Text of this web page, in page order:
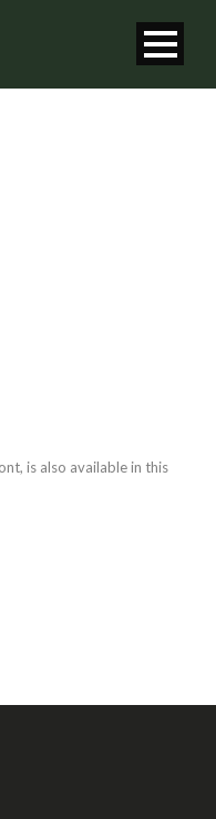
is also available in this